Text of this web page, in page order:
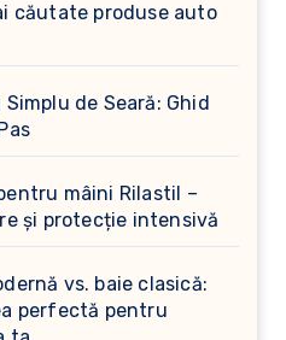
căutate produse auto
Simplu de Seară: Ghid
mâini Rilastil –
și protecție intensivă
vs. baie clasică:
perfectă pentru